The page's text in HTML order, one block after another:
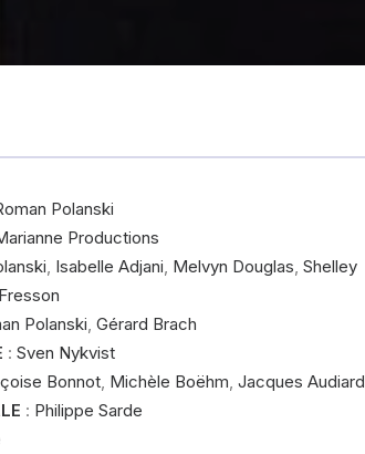
Polanski
Productions
, Isabelle Adjani, Melvyn Douglas, Shelley
Polanski, Gérard Brach
: Sven Nykvist
Bonnot, Michèle Boëhm, Jacques Audiard
: Philippe Sarde